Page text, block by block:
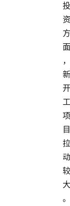
投
资
方
面
，
新
开
工
项
目
拉
动
较
大
。